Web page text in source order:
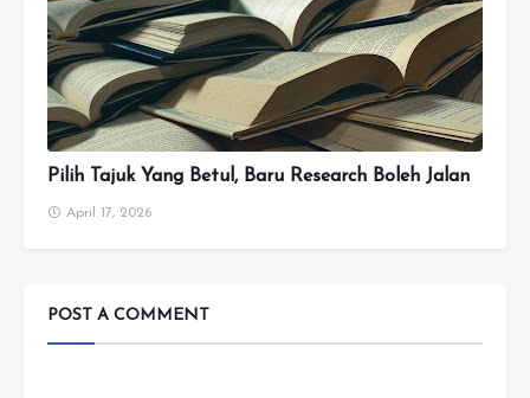
Pilih Tajuk Yang Betul, Baru Research Boleh Jalan
April 17, 2026
POST A COMMENT